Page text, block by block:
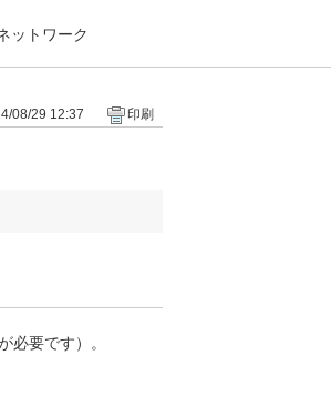
ットワーク
08/29 12:37 印刷
必要です）。